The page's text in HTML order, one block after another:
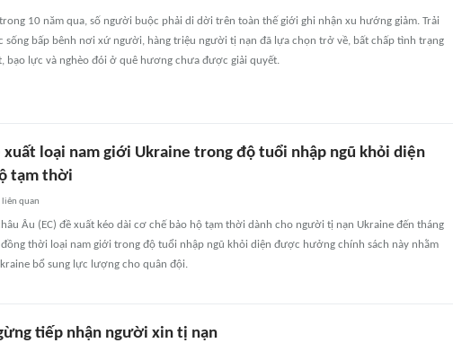
10 năm qua, số người buộc phải di dời trên toàn thế giới ghi nhận xu hướng giảm. Trải
sống bấp bênh nơi xứ người, hàng triệu người tị nạn đã lựa chọn trở về, bất chấp tình trạng
bạo lực và nghèo đói ở quê hương chưa được giải quyết.
xuất loại nam giới Ukraine trong độ tuổi nhập ngũ khỏi diện
tạm thời
liên quan
Âu (EC) đề xuất kéo dài cơ chế bảo hộ tạm thời dành cho người tị nạn Ukraine đến tháng
thời loại nam giới trong độ tuổi nhập ngũ khỏi diện được hưởng chính sách này nhằm
bổ sung lực lượng cho quân đội.
tiếp nhận người xin tị nạn